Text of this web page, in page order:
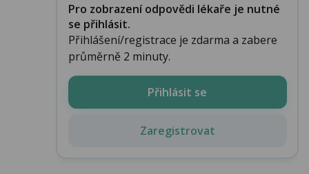
Pro zobrazení odpovědi lékaře je nutné
se přihlásit.
Přihlášení/registrace je zdarma a zabere
průměrně 2 minuty.
Přihlásit se
Zaregistrovat